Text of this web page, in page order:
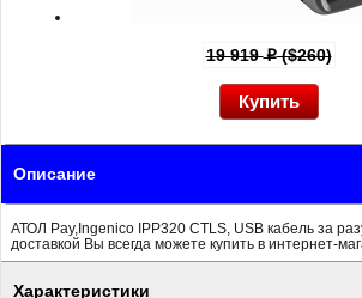
19 919p($260)
Описание
АТОЛ Pay,Ingenico IPP320 CTLS, USB кабель за
доставкой Вы всегда можете купить в интернет-
Характеристики